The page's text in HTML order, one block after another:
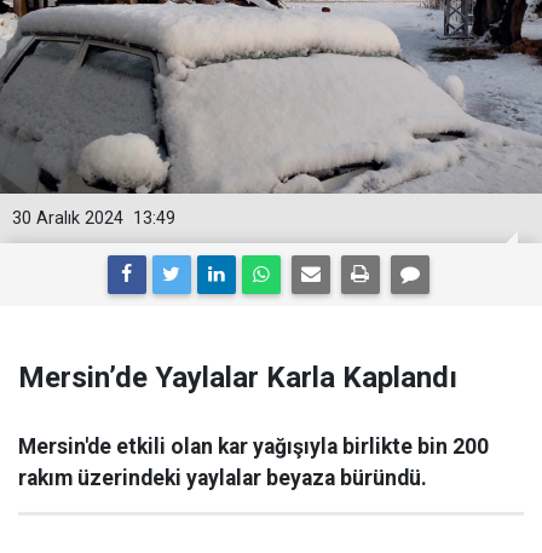
13:49
30 Aralık 2024
Mersin’de Yaylalar Karla Kaplandı
Mersin'de etkili olan kar yağışıyla birlikte bin 200
rakım üzerindeki yaylalar beyaza büründü.